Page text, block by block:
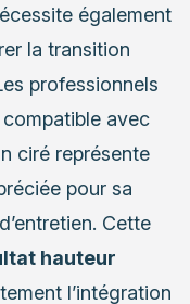
également
la transition
professionnels
avec
ciré représente
pour sa
Cette
hauteur
l’intégration